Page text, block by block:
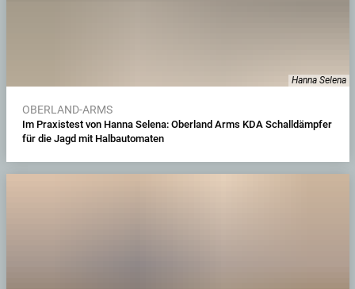
Hanna Selena
OBERLAND-ARMS
Im Praxistest von Hanna Selena: Oberland Arms KDA Schalldämpfer
für die Jagd mit Halbautomaten